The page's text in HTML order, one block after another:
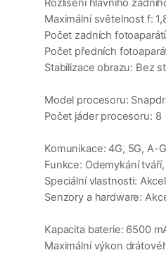
Rozlišení hlavního
Maximální světelnost f:
Počet zadních
Počet předních
Stabilizace obrazu: Bez
Model procesoru:
Počet jáder procesoru: 8
Komunikace: 4G, 5G, A-
Funkce: Odemykání
Speciální vlastnosti:
Senzory a hardware:
Kapacita baterie: 6500
Maximální výkon